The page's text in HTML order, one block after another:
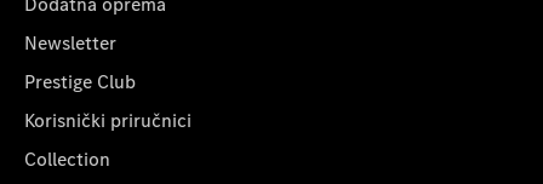
Newsletter
Prestige Club
Korisnički priručnici
Collection